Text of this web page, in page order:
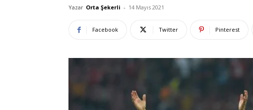
Yazar Orta Şekerli - 14 Mayıs 2021
Facebook Twitter Pinterest